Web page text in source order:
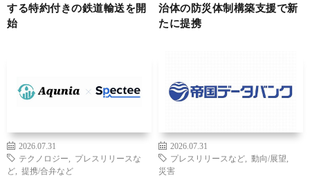
する特約付きの鉄道輸送を開
始
治体の防災体制構築支援で新
たに提携
2026.07.31
テクノロジー
プレスリリースな
ど
提携/合弁など
2026.07.31
プレスリリースなど
動向/展望
災害